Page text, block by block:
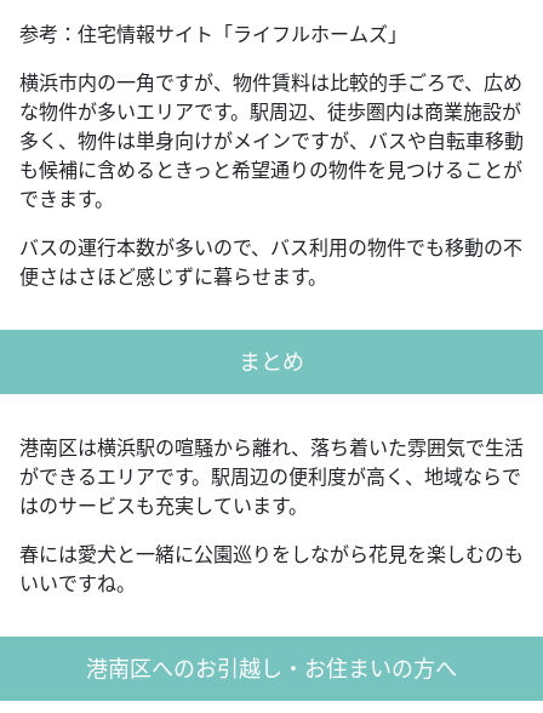
参考：住宅情報サイト「ライフルホームズ」
横浜市内の一角ですが、物件賃料は比較的手ごろで、広め
な物件が多いエリアです。駅周辺、徒歩圏内は商業施設が
多く、物件は単身向けがメインですが、バスや自転車移動
も候補に含めるときっと希望通りの物件を見つけることが
できます。
バスの運行本数が多いので、バス利用の物件でも移動の不
便さはさほど感じずに暮らせます。
まとめ
港南区は横浜駅の喧騒から離れ、落ち着いた雰囲気で生活
ができるエリアです。駅周辺の便利度が高く、地域ならで
はのサービスも充実しています。
春には愛犬と一緒に公園巡りをしながら花見を楽しむのも
いいですね。
港南区へのお引越し・お住まいの方へ